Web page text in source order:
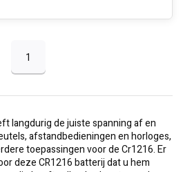
1
langdurig de juiste spanning af en
afstandbedieningen en horloges,
toepassingen voor de Cr1216. Er
deze CR1216 batterij dat u hem